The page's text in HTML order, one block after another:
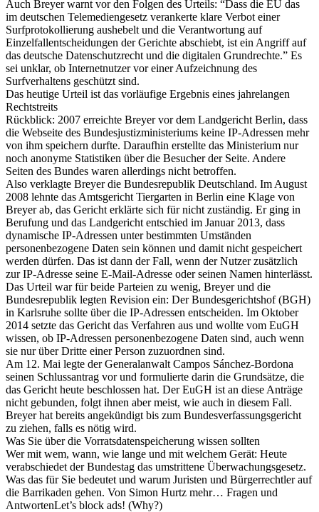
Auch Breyer warnt vor den Folgen des Urteils: “Dass die EU das
im deutschen Telemediengesetz verankerte klare Verbot einer
Surfprotokollierung aushebelt und die Verantwortung auf
Einzelfallentscheidungen der Gerichte abschiebt, ist ein Angriff auf
das deutsche Datenschutzrecht und die digitalen Grundrechte.” Es
sei unklar, ob Internetnutzer vor einer Aufzeichnung des
Surfverhaltens geschützt sind.
Das heutige Urteil ist das vorläufige Ergebnis eines jahrelangen
Rechtstreits
Rückblick: 2007 erreichte Breyer vor dem Landgericht Berlin, dass
die Webseite des Bundesjustizministeriums keine IP-Adressen mehr
von ihm speichern durfte. Daraufhin erstellte das Ministerium nur
noch anonyme Statistiken über die Besucher der Seite. Andere
Seiten des Bundes waren allerdings nicht betroffen.
Also verklagte Breyer die Bundesrepublik Deutschland. Im August
2008 lehnte das Amtsgericht Tiergarten in Berlin eine Klage von
Breyer ab, das Gericht erklärte sich für nicht zuständig. Er ging in
Berufung und das Landgericht entschied im Januar 2013, dass
dynamische IP-Adressen unter bestimmten Umständen
personenbezogene Daten sein können und damit nicht gespeichert
werden dürfen. Das ist dann der Fall, wenn der Nutzer zusätzlich
zur IP-Adresse seine E-Mail-Adresse oder seinen Namen hinterlässt.
Das Urteil war für beide Parteien zu wenig, Breyer und die
Bundesrepublik legten Revision ein: Der Bundesgerichtshof (BGH)
in Karlsruhe sollte über die IP-Adressen entscheiden. Im Oktober
2014 setzte das Gericht das Verfahren aus und wollte vom EuGH
wissen, ob IP-Adressen personenbezogene Daten sind, auch wenn
sie nur über Dritte einer Person zuzuordnen sind.
Am 12. Mai legte der Generalanwalt Campos Sánchez-Bordona
seinen Schlussantrag vor und formulierte darin die Grundsätze, die
das Gericht heute beschlossen hat. Der EuGH ist an diese Anträge
nicht gebunden, folgt ihnen aber meist, wie auch in diesem Fall.
Breyer hat bereits angekündigt bis zum Bundesverfassungsgericht
zu ziehen, falls es nötig wird.
Was Sie über die Vorratsdatenspeicherung wissen sollten
Wer mit wem, wann, wie lange und mit welchem Gerät: Heute
verabschiedet der Bundestag das umstrittene Überwachungsgesetz.
Was das für Sie bedeutet und warum Juristen und Bürgerrechtler auf
die Barrikaden gehen. Von Simon Hurtz mehr… Fragen und
AntwortenLet’s block ads! (Why?)